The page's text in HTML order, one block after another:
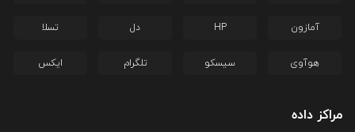
آمازون HP دل تسلا
هوآوی سیسکو تلگرام ایکس
مراکز داده